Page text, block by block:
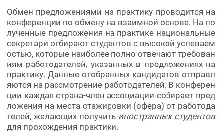
Обмен предложениями на практику проводится на
конференции по обмену на взаимной основе. На по
лученные предложения на практике национальные
секретари отбирают студентов с высокой успеваем
остью, которые наиболее полно отвечают требован
иям работодателей, указанных в предложениях на
практику. Данные отобранных кандидатов отправл
яются на рассмотрение работодателей. В конферен
ции каждая страна-член ассоциации собирает пред
ложения на места стажировки (офера) от работода
телей, желающих получить иностранных студентов
для прохождения практики.